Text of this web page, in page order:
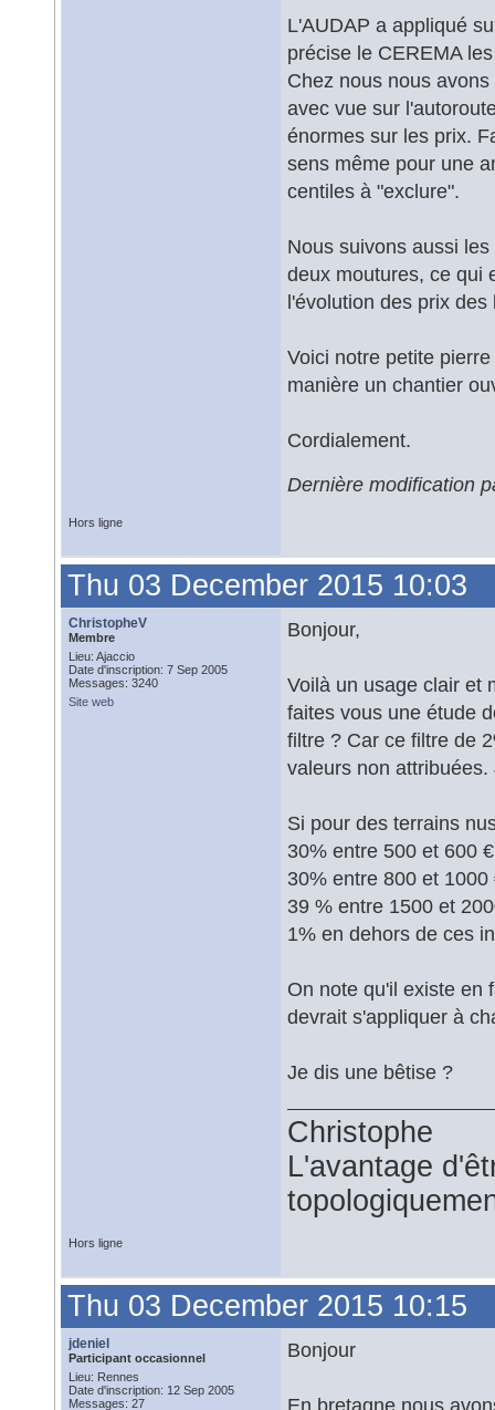
L'AUDAP a appliqué
précise le CEREMA
Chez nous nous
avec vue sur
énormes sur les prix.
sens même pour une
centiles à "exclure".
Nous suivons aussi
deux moutures, ce qui
l'évolution des prix
Voici notre petite
manière un chantier
Cordialement.
Dernière modification
Hors ligne
Thu 03 December 2015 10:03
ChristopheV
Membre
Lieu: Ajaccio
Date d'inscription: 7 Sep 2005
Messages: 3240
Site web
Bonjour,
Voilà un usage clair et
faites vous une étude
filtre ? Car ce filtre de
valeurs non
Si pour des terrains
30% entre 500 et 600 €
30% entre 800 et 1000
39 % entre 1500 et
1% en dehors de ces
On note qu'il existe en
devrait s'appliquer à
Je dis une bêtise ?
Christophe
L'avantage
Hors ligne
Thu 03 December 2015 10:15
jdeniel
Participant occasionnel
Lieu: Rennes
Date d'inscription: 12 Sep 2005
Messages: 27
Bonjour
En bretagne nous